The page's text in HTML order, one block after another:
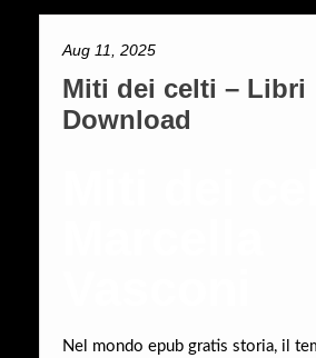
Aug 11, 2025
Miti dei celti – Libri
Download
Nel mondo epub gratis storia, il